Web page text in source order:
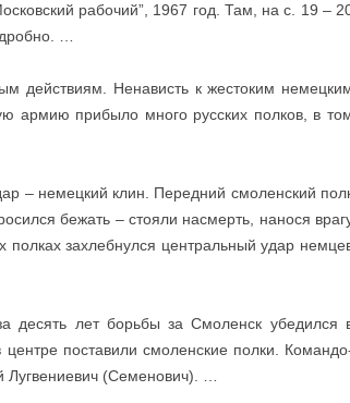
рабочий”, 1967 год. Там, на с. 19 –
…
Ненависть к жестоким
армию прибыло много русских полков, в
– немецкий клин. Передний смоленский
бежать – стояли насмерть, нанося
захлебнулся центральный удар
лет борьбы за Смоленск убедился
поставили смоленские полки.
(Семенович). …